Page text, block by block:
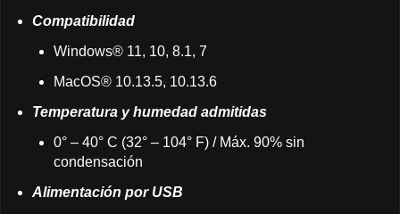
Compatibilidad
Windows® 11, 10, 8.1, 7
MacOS® 10.13.5, 10.13.6
Temperatura y humedad admitidas
0° – 40° C (32° – 104° F) / Máx. 90% sin
condensación
Alimentación por USB